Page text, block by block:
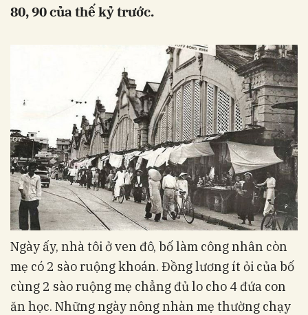
80, 90 của thế kỷ trước.
Ngày ấy, nhà tôi ở ven đô, bố làm công nhân còn
mẹ có 2 sào ruộng khoán. Đồng lương ít ỏi của bố
cùng 2 sào ruộng mẹ chẳng đủ lo cho 4 đứa con
ăn học. Những ngày nông nhàn mẹ thường chạy